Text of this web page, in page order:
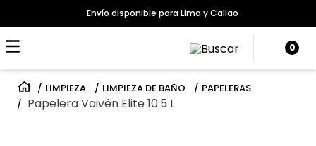
Envío disponible para Lima y Callao
0
LIMPIEZA LIMPIEZA DE BAÑO PAPELERAS
Papelera Vaivén Elite 10.5 L